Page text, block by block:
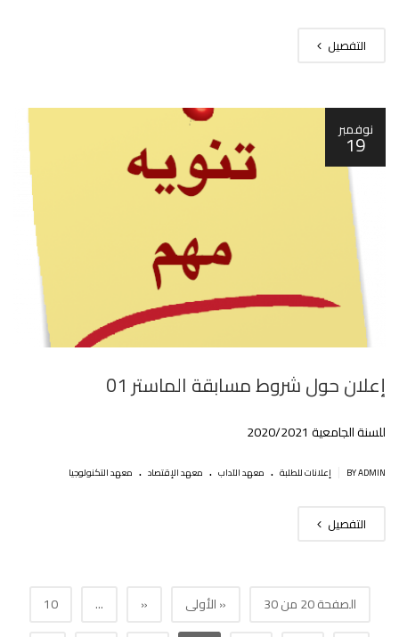
التفصيل
نوفمبر
19
إعلان حول شروط مسابقة الماستر 01
للسنة الجامعية 2020/2021
BY ADMIN إعلانات للطلبة . معهد الآداب . معهد الإقتصاد . معهد التكنولوجيا
التفصيل
الصفحة 20 من 30 « الأولى «
...
10